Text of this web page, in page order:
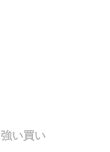
強い買い